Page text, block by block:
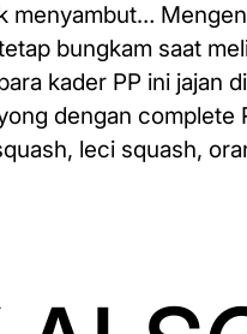
menyambut…
bungkam saat
kader PP ini jajan
dengan complete
leci squash,